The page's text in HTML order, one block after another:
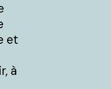
et
à